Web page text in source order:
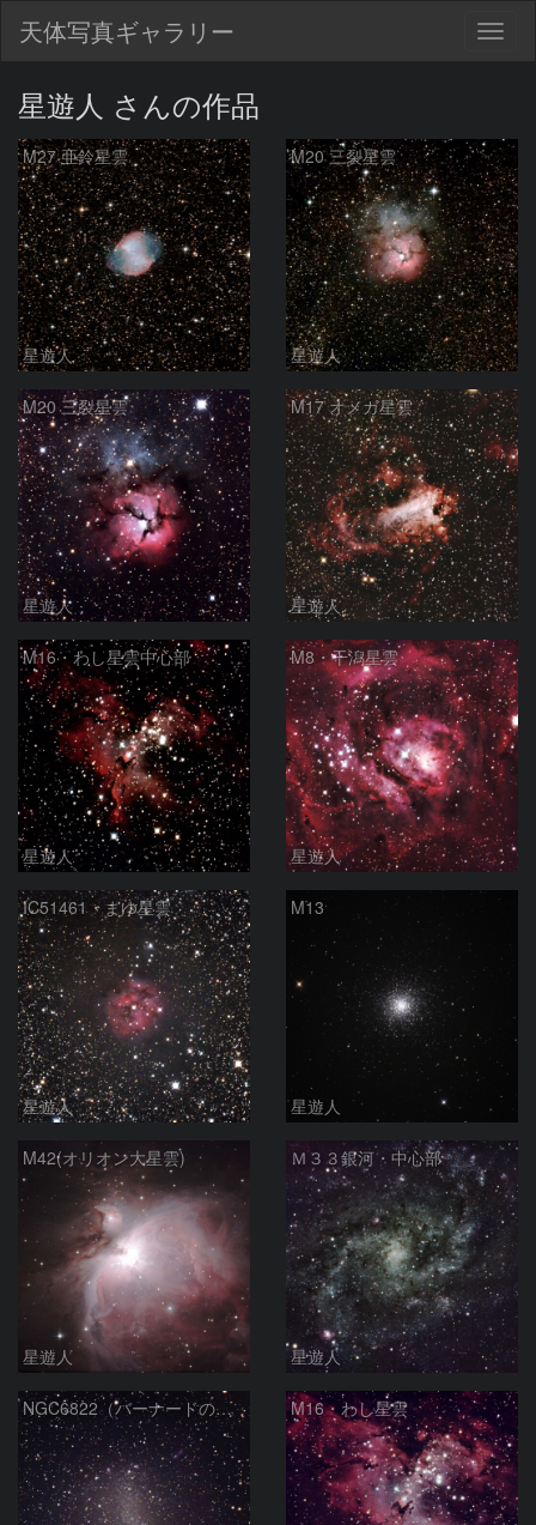
天体写真ギャラリー
星遊人 さんの作品
M27 亜鈴星雲
星遊人
M20 三裂星雲
星遊人
M20 三裂星雲
星遊人
M17 オメガ星雲
星遊人
M16・わし星雲中心部
星遊人
M8・干潟星雲
星遊人
IC51461・まゆ星雲
星遊人
M13
星遊人
M42(オリオン大星雲)
星遊人
Ｍ３３銀河・中心部
星遊人
NGC6822（バーナードの銀河） M16・わし星雲